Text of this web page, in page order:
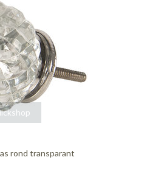
rond transparant